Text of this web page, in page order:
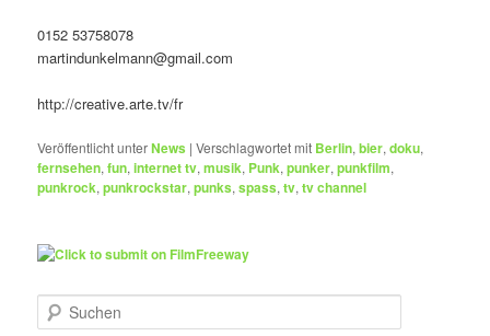
0152 53758078
martindunkelmann@gmail.com
http://creative.arte.tv/fr
Veröffentlicht unterNews |Verschlagwortet mit Berlin,bier,doku,
fernsehen,fun,internet tv,musik, Punk,punker,punkfilm,
punkrock,punkrockstar,punks,spass,tv,tv channel
u